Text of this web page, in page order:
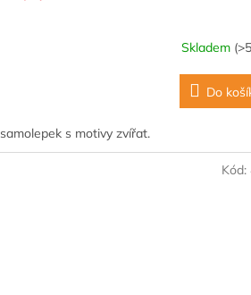
Skladem
Do
s motivy zvířat.
Kód: